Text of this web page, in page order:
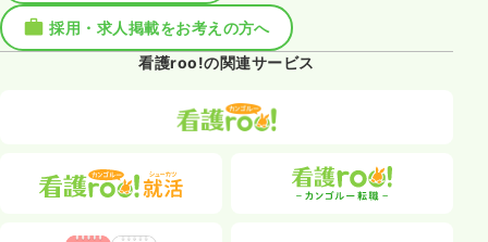
採用・求人掲載をお考えの方へ
看護roo!の関連サービス